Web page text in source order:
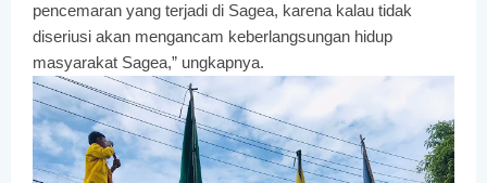
pencemaran yang terjadi di Sagea, karena kalau tidak
diseriusi akan mengancam keberlangsungan hidup
masyarakat Sagea,” ungkapnya.